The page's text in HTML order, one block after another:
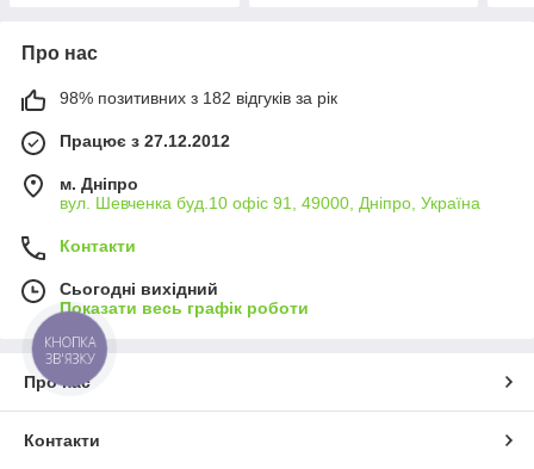
Про нас
98% позитивних з 182 відгуків за рік
Працює з 27.12.2012
м. Дніпро
вул. Шевченка буд.10 офіс 91, 49000, Дніпро, Україна
Контакти
Сьогодні вихідний
Показати весь графік роботи
Про нас
Контакти
КНОПКА
ЗВ'ЯЗКУ